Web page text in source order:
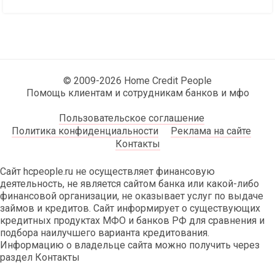
© 2009-2026 Home Credit People
Помощь клиентам и сотрудникам банков и мфо
Пользовательское соглашение
Политика конфиденциальности
Реклама на сайте
Контакты
Сайт hcpeople.ru не осуществляет финансовую
деятельность, не является сайтом банка или какой-либо
финансовой организации, не оказывает услуг по выдаче
займов и кредитов. Сайт информирует о существующих
кредитных продуктах МФО и банков РФ для сравнения и
подбора наилучшего варианта кредитования.
Информацию о владельце сайта можно получить через
раздел Контакты